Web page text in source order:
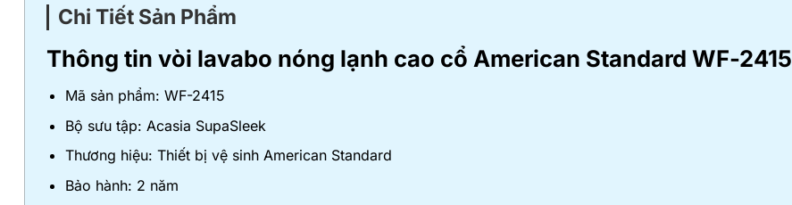
Chi Tiết Sản Phẩm
Thông tin vòi lavabo nóng lạnh cao cổ American Standard WF-2415
Mã sản phẩm: WF-2415
Bộ sưu tập: Acasia SupaSleek
Thương hiệu: Thiết bị vệ sinh American Standard
Bảo hành: 2 năm